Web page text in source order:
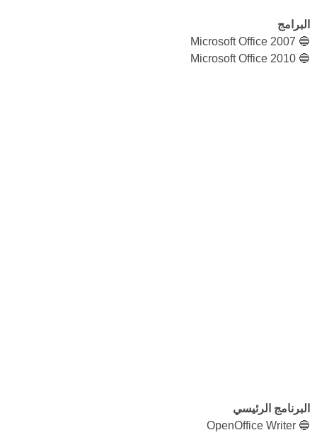
البرامج
🔵 Microsoft Office 2007
🔵 Microsoft Office 2010
البرنامج الرئيسي
🔵 OpenOffice Writer